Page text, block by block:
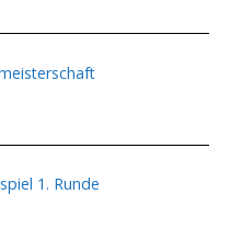
1. Runde